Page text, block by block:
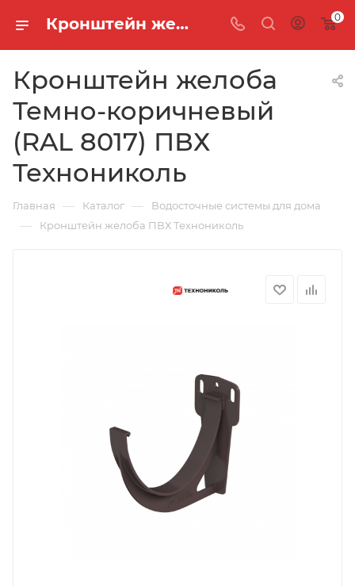
Кронштейн желоба Темно-коричневый (RAL 8017) ПВХ Технониколь 0
Кронштейн желоба
Темно-коричневый
(RAL 8017) ПВХ
Технониколь
Главная — Каталог — Водосточные системы для дома
— Кронштейн желоба ПВХ Технониколь